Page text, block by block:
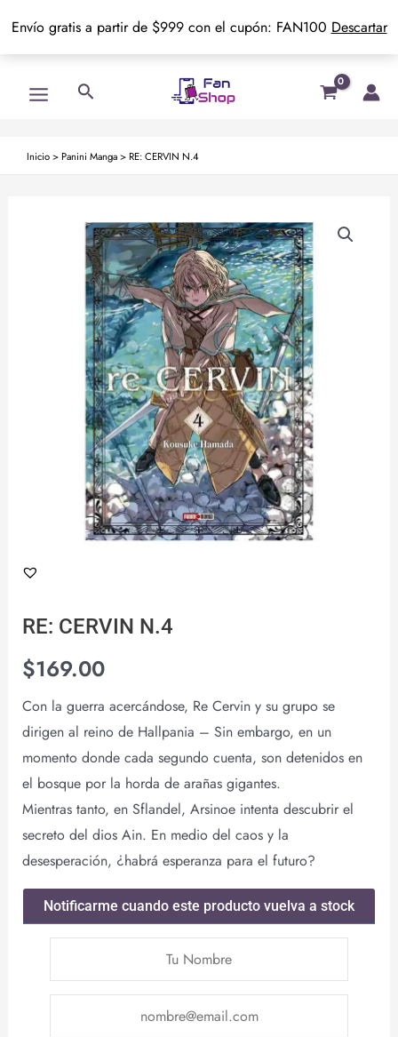
Envío gratis a partir de $999 con el cupón: FAN100 Descartar
Menu
Buscar
Inicio> Panini Manga> RE: CERVIN N.4
RE: CERVIN N.4
$169.00
Con la guerra acercándose, Re Cervin y su grupo se
dirigen al reino de Hallpania – Sin embargo, en un
momento donde cada segundo cuenta, son detenidos en
el bosque por la horda de arañas gigantes.
Mientras tanto, en Sflandel, Arsinoe intenta descubrir el
secreto del dios Ain. En medio del caos y la
desesperación, ¿habrá esperanza para el futuro?
Notificarme cuando este producto vuelva a stock